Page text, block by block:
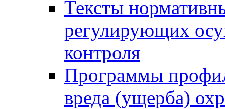
Тексты
регулирующих
контроля
Программы
вреда (ущерба)